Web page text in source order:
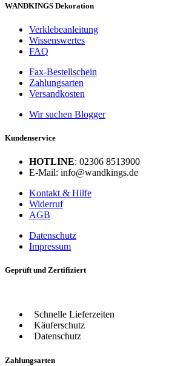
WANDKINGS Dekoration
Verklebeanleitung
Wissenswertes
FAQ
Fax-Bestellschein
Zahlungsarten
Versandkosten
Wir suchen Blogger
Kundenservice
HOTLINE: 02306 8513900
E-Mail: info@wandkings.de
Kontakt & Hilfe
Widerruf
AGB
Datenschutz
Impressum
Geprüft und Zertifiziert
Schnelle Lieferzeiten
Käuferschutz
Datenschutz
Zahlungsarten